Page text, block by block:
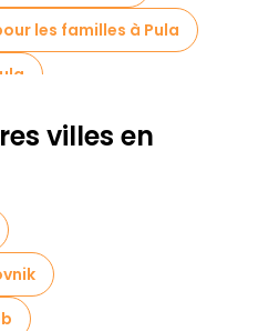
les familles à Pula
Arch of the Sergii
Temple of Augustus
Forum Square
villes en